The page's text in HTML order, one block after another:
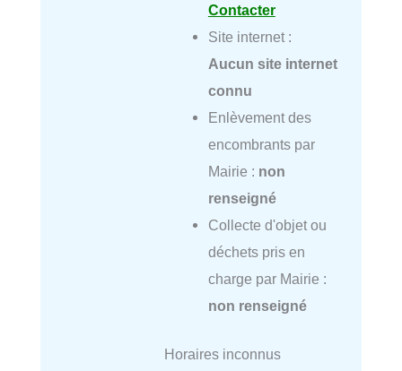
Contacter
Site internet :
Aucun site internet
connu
Enlèvement des
encombrants par
Mairie : non
renseigné
Collecte d'objet ou
déchets pris en
charge par Mairie :
non renseigné
Horaires inconnus